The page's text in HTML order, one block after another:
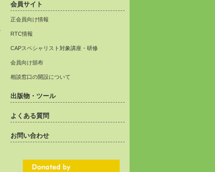
会員サイト
正会員向け情報
RTC情報
CAPスペシャリスト対象講座・研修
会員向け頒布
相談窓口の開設について
出版物・ツール
よくある質問
お問い合わせ